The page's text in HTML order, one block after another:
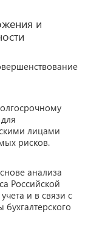
и
лицами
рисков.
анализа
Российской
и в связи с